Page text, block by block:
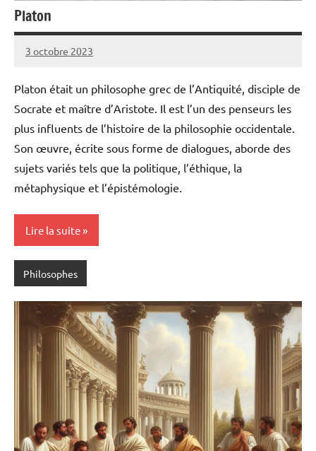
Platon
3 octobre 2023
Pierre
Aucun
Platon était un philosophe grec de l’Antiquité, disciple de
Socrate et maître d’Aristote. Il est l’un des penseurs les
plus influents de l’histoire de la philosophie occidentale.
Son œuvre, écrite sous forme de dialogues, aborde des
sujets variés tels que la politique, l’éthique, la
métaphysique et l’épistémologie.
Lire la suite
Philosophes